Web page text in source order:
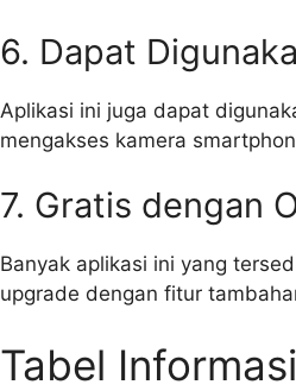
6. Dapat
Aplikasi ini juga dapat
mengakses kamera
7. Gratis dengan
Banyak aplikasi ini yang
upgrade dengan fitur
Tabel